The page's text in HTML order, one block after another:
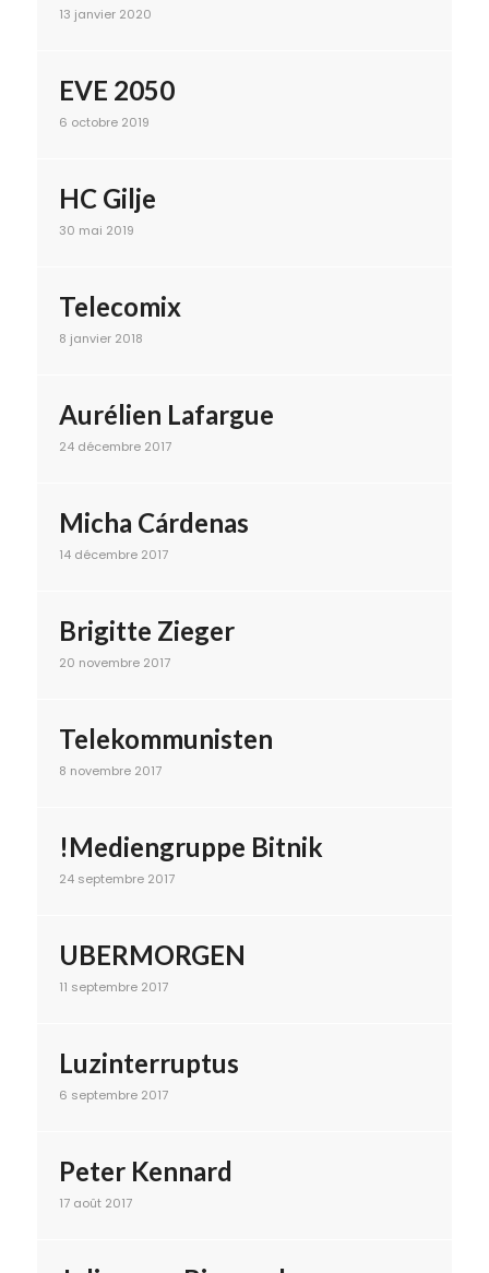
13 janvier 2020
EVE 2050
6 octobre 2019
HC Gilje
30 mai 2019
Telecomix
8 janvier 2018
Aurélien Lafargue
24 décembre 2017
Micha Cárdenas
14 décembre 2017
Brigitte Zieger
20 novembre 2017
Telekommunisten
8 novembre 2017
!Mediengruppe Bitnik
24 septembre 2017
UBERMORGEN
11 septembre 2017
Luzinterruptus
6 septembre 2017
Peter Kennard
17 août 2017